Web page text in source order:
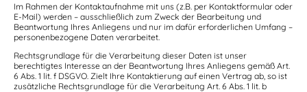
Im Rahmen der Kontaktaufnahme mit uns (z.B. per Kontaktformular oder
E-Mail) werden – ausschließlich zum Zweck der Bearbeitung und
Beantwortung Ihres Anliegens und nur im dafür erforderlichen Umfang –
personenbezogene Daten verarbeitet.
Rechtsgrundlage für die Verarbeitung dieser Daten ist unser
berechtigtes Interesse an der Beantwortung Ihres Anliegens gemäß Art.
6 Abs. 1 lit. f DSGVO. Zielt Ihre Kontaktierung auf einen Vertrag ab, so ist
zusätzliche Rechtsgrundlage für die Verarbeitung Art. 6 Abs. 1 lit. b